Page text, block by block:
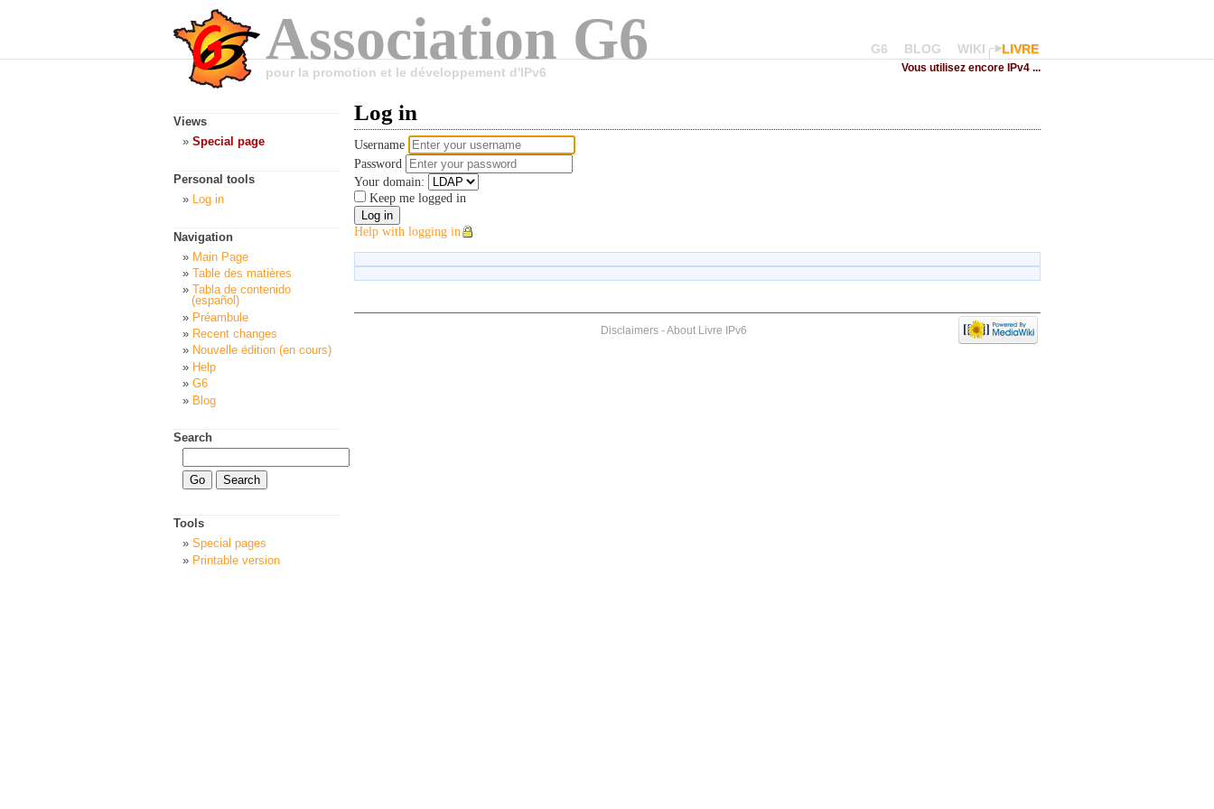
Association G6
pour la promotion et le développement d'IPv6
G6 BLOG WIKI LIVRE
Vous utilisez encore IPv4 ...
Log in
Username
Password
Your domain:
Keep me logged in
Help with logging in
Views
Special page
Personal tools
Log in
Navigation
Main Page
Table des matières
Tabla de contenido
(español)
Préambule
Recent changes
Nouvelle édition (en cours)
Help
G6
Blog
Search
Tools
Special pages
Printable version
Disclaimers-About Livre IPv6